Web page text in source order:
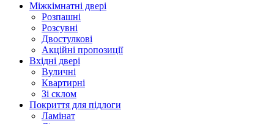
Міжкімнатні двері
Розпашні
Розсувні
Двостулкові
Акційні пропозиції
Вхідні двері
Вуличні
Квартирні
Зі склом
Покриття для підлоги
Ламінат